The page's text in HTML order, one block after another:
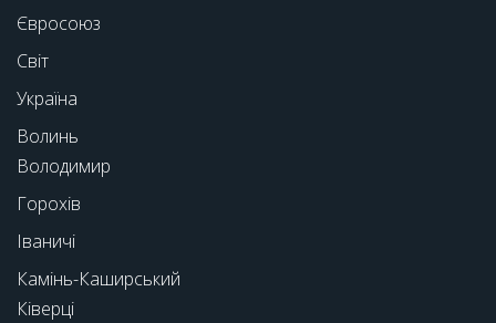
Євросоюз
Світ
Україна
Волинь
Володимир
Горохів
Іваничі
Камінь-Каширський
Ківерці